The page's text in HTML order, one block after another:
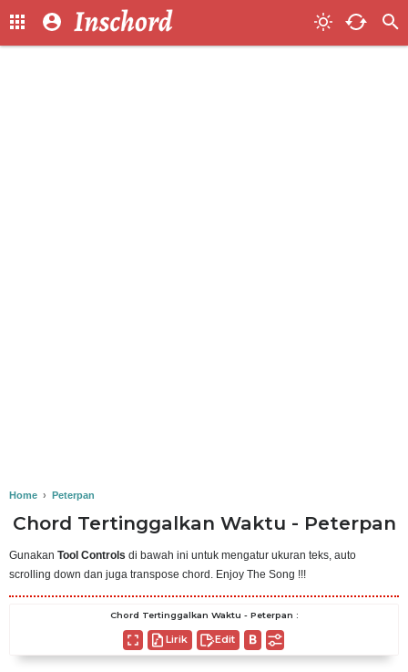
Home › Peterpan
Chord Tertinggalkan Waktu - Peterpan
Gunakan Tool Controls di bawah ini untuk mengatur ukuran teks, auto
scrolling down dan juga transpose chord. Enjoy The Song !!!
Chord Tertinggalkan Waktu - Peterpan :
Lirik Edit